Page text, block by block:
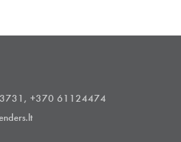
+370 61124474